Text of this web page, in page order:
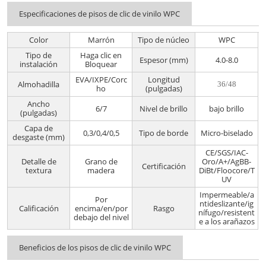
Especificaciones de pisos de clic de vinilo WPC
Color Marrón Tipo de núcleo
WPC
Tipo de
instalación
Haga clic en
Bloquear
Espesor (mm) 4.0-8.0
Almohadilla
EVA/IXPE/Corc
ho
Longitud
(pulgadas)
36/48
Ancho
(pulgadas)
6/7 Nivel de brillo
bajo brillo
Capa de
desgaste (mm)
0,3/0,4/0,5 Tipo de borde Micro-biselado
Detalle de
textura
Grano de
madera
Certificación
CE/SGS/IAC-
Oro/A+/AgBB-
DiBt/Floocore/T
UV
Calificación
Por
encima/en/por
debajo del nivel
Rasgo
Impermeable/a
ntideslizante/ig
nífugo/resistent
e a los arañazos
Beneficios de los pisos de clic de vinilo WPC